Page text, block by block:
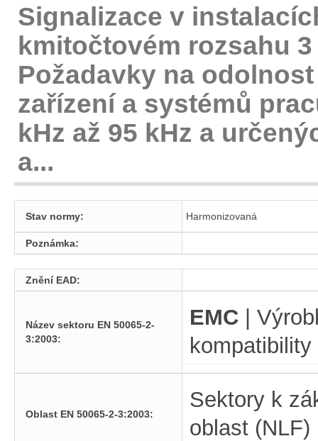
Signalizace v
kmitočtovém rozsahu 3
Požadavky na
zařízení a systémů
kHz až 95 kHz a
a...
Stav normy: Harmonizovaná
Poznámka:
Znění EAD:
Název sektoru EN 50065-2-
3:2003:
EMC |
kompatibility
Oblast EN 50065-2-3:2003:
Sektory k
oblast (NLF)